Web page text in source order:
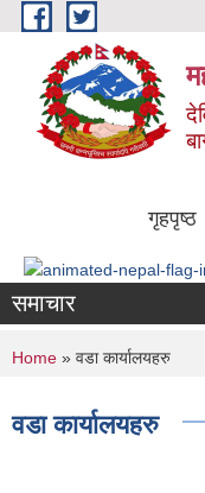
Skip to main content
गृहपृष्ठ
समाचार
You are here
Home » वडा कार्यालयहरु
वडा कार्यालयहरु